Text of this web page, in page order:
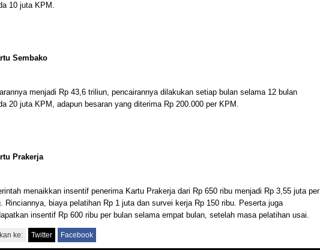
10 juta KPM.
Sembako
menjadi Rp 43,6 triliun, pencairannya dilakukan setiap bulan selama 12 bulan
20 juta KPM, adapun besaran yang diterima Rp 200.000 per KPM.
Prakerja
menaikkan insentif penerima Kartu Prakerja dari Rp 650 ribu menjadi Rp 3,55 juta per
Rinciannya, biaya pelatihan Rp 1 juta dan survei kerja Rp 150 ribu. Peserta juga
insentif Rp 600 ribu per bulan selama empat bulan, setelah masa pelatihan usai.
ke: Twitter Facebook